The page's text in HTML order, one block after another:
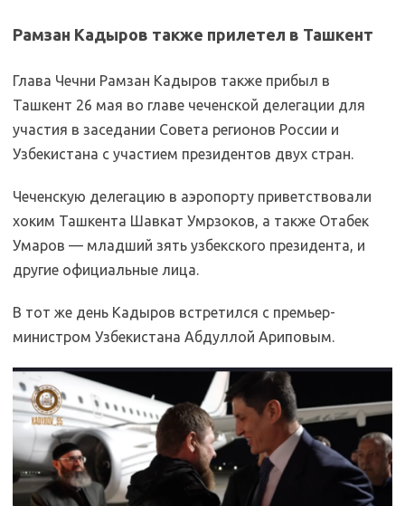
Рамзан Кадыров также прилетел в Ташкент
Глава Чечни Рамзан Кадыров также прибыл в
Ташкент 26 мая во главе чеченской делегации для
участия в заседании Совета регионов России и
Узбекистана с участием президентов двух стран.
Чеченскую делегацию в аэропорту приветствовали
хоким Ташкента Шавкат Умрзоков, а также Отабек
Умаров — младший зять узбекского президента, и
другие официальные лица.
В тот же день Кадыров встретился с премьер-
министром Узбекистана Абдуллой Ариповым.